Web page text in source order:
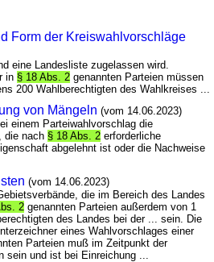
Form der Kreiswahlvorschläge
eine Landesliste zugelassen wird.
in § 18 Abs. 2 genannten Parteien müssen
200 Wahlberechtigten des Wahlkreises ...
von Mängeln (vom 14.06.2023)
einem Parteiwahlvorschlag die
die nach § 18 Abs. 2 erforderliche
abgelehnt ist oder die Nachweise
(vom 14.06.2023)
die im Bereich des Landes
2 genannten Parteien außerdem von 1
des Landes bei der ... sein. Die
eines Wahlvorschlages einer
Parteien muß im Zeitpunkt der
sein und ist bei Einreichung ...